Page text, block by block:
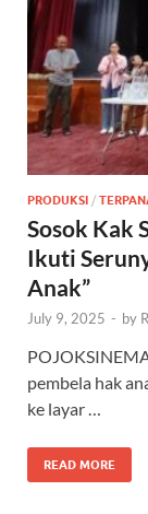
PRODUKSI /
Sosok Kak
Ikuti
Anak”
July 9, 2025 - by
pembela hak
ke layar …
READ MORE